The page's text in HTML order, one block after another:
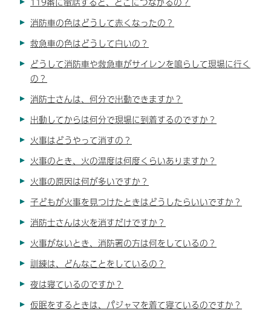
消防車の色はどうして赤くなったの？
救急車の色はどうして白いの？
どうして消防車や救急車がサイレンを鳴らして現場に行く
の？
消防士さんは、何分で出動できますか？
出動してからは何分で現場に到着するのですか？
火事はどうやって消すの？
火事のとき、火の温度は何度くらいありますか？
火事の原因は何が多いですか？
子どもが火事を見つけたときはどうしたらいいですか？
消防士さんは火を消すだけですか？
火事がないとき、消防署の方は何をしているの？
訓練は、どんなことをしているの？
夜は寝ているのですか？
仮眠をするときは、パジャマを着て寝ているのですか？